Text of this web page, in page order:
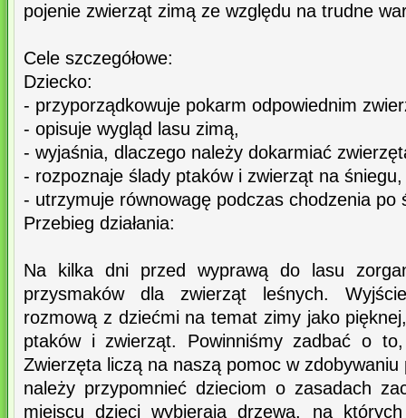
pojenie zwierząt zimą ze względu na trudne
Cele szczegółowe:
Dziecko:
- przyporządkowuje pokarm odpowiednim
- opisuje wygląd lasu zimą,
- wyjaśnia, dlaczego należy dokarmiać
- rozpoznaje ślady ptaków i zwierząt na śniegu,
- utrzymuje równowagę podczas chodzenia po
Przebieg działania:
Na kilka dni przed wyprawą do lasu
przysmaków dla zwierząt leśnych.
rozmową z dziećmi na temat zimy jako
ptaków i zwierząt. Powinniśmy zadbać o to,
Zwierzęta liczą na naszą pomoc w
należy przypomnieć dzieciom o zasadach
miejscu dzieci wybierają drzewa, na